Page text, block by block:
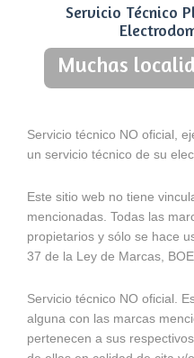
Servicio Técnico
Muchas
Servicio técnico NO oficial,
un servicio técnico de su
Este sitio web no tiene
mencionadas. Todas las
propietarios y sólo se hace
37 de la Ley de Marcas,
Servicio técnico NO oficial.
alguna con las marcas
pertenecen a sus